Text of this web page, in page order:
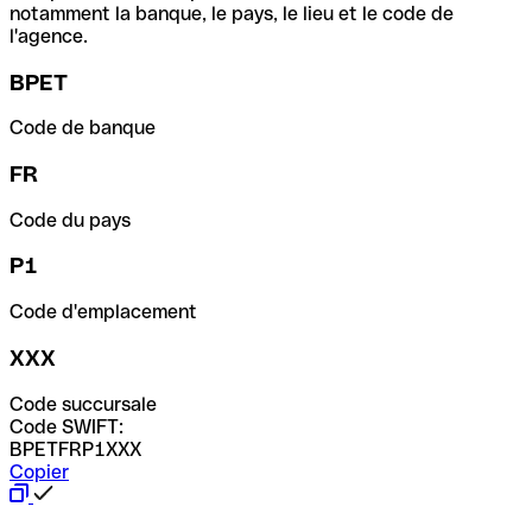
notamment la banque, le pays, le lieu et le code de
l'agence.
BPET
Code de banque
FR
Code du pays
P1
Code d'emplacement
XXX
Code succursale
Code SWIFT:
BPETFRP1XXX
Copier